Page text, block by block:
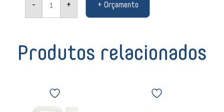
-
Ceras
Wax
Super
quantidade
+ + Orçamento
Produtos relacionados
Desinfetante
Beckplater